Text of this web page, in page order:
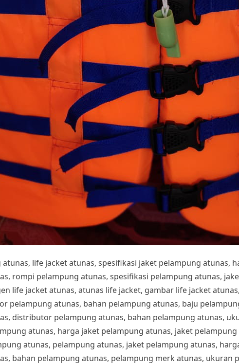
atunas, life jacket atunas, spesifikasi jaket pelampung
rompi pelampung atunas, spesifikasi pelampung atunas,
life jacket atunas, atunas life jacket, gambar life jacket
pelampung atunas, bahan pelampung atunas, baju
distributor pelampung atunas, bahan pelampung atunas,
atunas, harga jaket pelampung atunas, jaket
atunas, pelampung atunas, jaket pelampung atunas,
bahan pelampung atunas, pelampung merk atunas, ukuran